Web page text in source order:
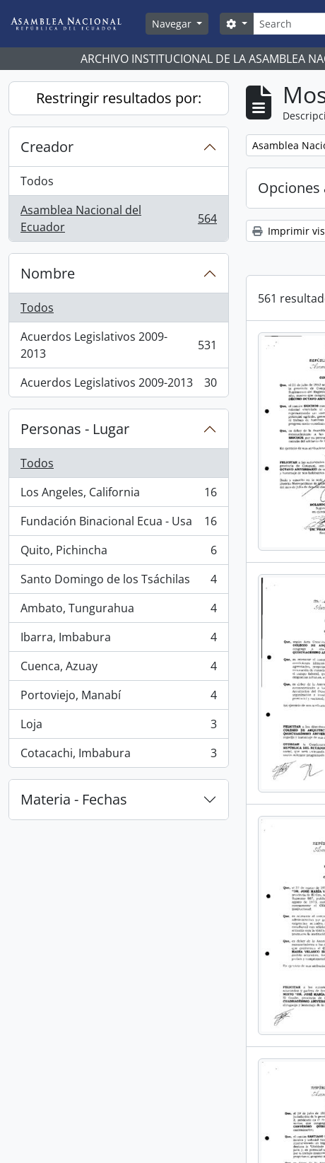
Navegar
Búsqueda
Search options
ARCHIVO INSTITUCIONAL DE LA ASAMBLEA
Restringir resultados por:
Creador
Todos
Asamblea Nacional del
Ecuador
, 564 resultados 564
Nombre
Todos
Acuerdos Legislativos 2009-
2013
, 531 resultados 531
Acuerdos Legislativos 2009-2013
, 30 resultados 30
Personas - Lugar
Todos
Los Angeles, California
, 16 resultados
16
Fundación Binacional Ecua - Usa
, 16 resultados
16
Quito, Pichincha
, 6 resultados
6
Santo Domingo de los Tsáchilas
, 4 resultados
4
Ambato, Tungurahua
, 4 resultados
4
Ibarra, Imbabura
, 4 resultados
4
Cuenca, Azuay
, 4 resultados
4
Portoviejo, Manabí
, 4 resultados
4
Loja
, 3 resultados
3
Cotacachi, Imbabura
, 3 resultados 3
Materia - Fechas
Remove filter:
Asamblea
Opciones
Imprimir
561